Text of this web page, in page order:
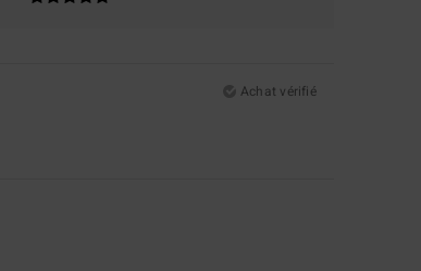
Achat vérifié